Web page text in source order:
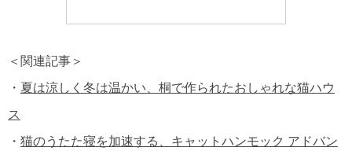
＜関連記事＞
・ 夏は涼しく冬は温かい、桐で作られたおしゃれな猫ハウ
ス
・ 猫のうたた寝を加速する、キャットハンモック アドバン